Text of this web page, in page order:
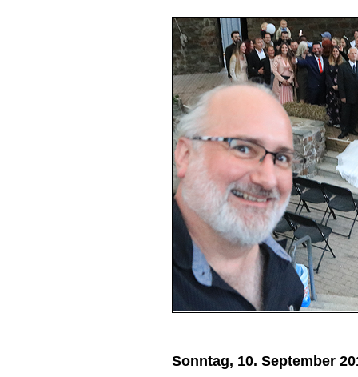
Sonntag, 10. September